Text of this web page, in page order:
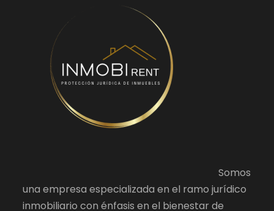
Somos
una empresa especializada en el ramo jurídico
inmobiliario con énfasis en el bienestar de